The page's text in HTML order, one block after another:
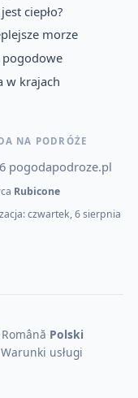
ciepło?
morze
w krajach
NA PODRÓŻE
pogodapodroze.pl
Rubicone
czwartek, 6 sierpnia
Română Polski
Warunki usługi